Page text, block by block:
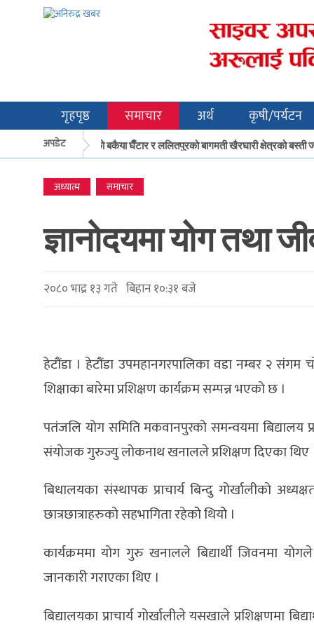
गृहपृष्ठ समाचार अर्थ कृषी/पर्यटन
अपडेटमकवानपुरको बकैया घैँटार र ललितपुरको बागमती खैरघारी क्षेत्रको बस्ती
अध्यात्म समाचार
ज्ञानोदयमा योग तथा
२०८० भाद्र १३ गते बिहान १०:३१ बजे
हेटौंडा । हेटौंडा उपमहानगरपालिका वडा नम्बर २ संगम
शिक्षाका बारेमा प्रशिक्षण कार्यक्रम सम्पन्न भएको छ ।
पतंजलि योग समिति मकवानपुरको समन्वयमा बिद्यालय
संयोजक गुरुज्यु लोकनाथ खनालले प्रशिक्षण दिएका थिए
बिधालयका संस्थापक प्राचार्य बिन्दु गोर्खालीको
छात्रछात्राहरुको सहभागिता रहेकोे थियोे ।
कार्यक्रममा योग गुरु खनालले बिद्यार्थी जिवनमा
जानकारी गराएका थिए ।
बिद्यालयका प्राचार्य गोर्खालीले यसखाले प्रशिक्षणमा